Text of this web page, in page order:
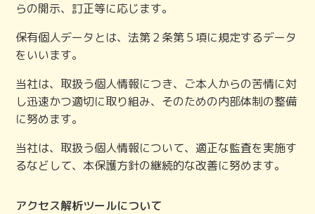
らの開示、訂正等に応じます。
保有個人データとは、法第２条第５項に規定するデータ
をいいます。
当社は、取扱う個人情報につき、ご本人からの苦情に対
し迅速かつ適切に取り組み、そのための内部体制の整備
に努めます。
当社は、取扱う個人情報について、適正な監査を実施す
るなどして、本保護方針の継続的な改善に努めます。
アクセス解析ツールについて